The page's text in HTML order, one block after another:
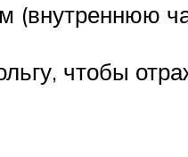
(внутреннюю
чтобы